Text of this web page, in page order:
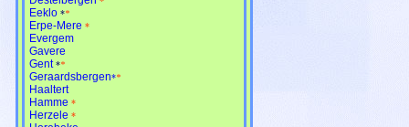
Eeklo **
Erpe-Mere *
Evergem
Gavere
Gent **
Geraardsbergen**
Haaltert
Hamme *
Herzele *